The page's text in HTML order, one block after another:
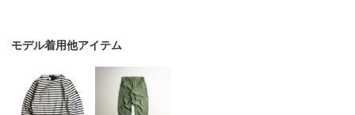
モデル着用他アイテム